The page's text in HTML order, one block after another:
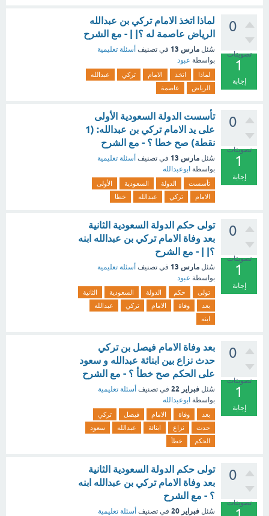
0
تصويتات
1
إجابة
لماذا اتخذ الامام تركي بن عبدالله
الرياض عاصمة له ؟| | - مع الشرح
سُئل مارس 13 في تصنيف أسئلة تعليمية
بواسطة عبود
لماذا اتخذ الامام تركي
عبدالله
الرياض
عاصمة
0
تصويتات
1
إجابة
تأسست الدولة السعودية الأولى
على يد الامام تركي بن عبدالله: (1
نقطة) صح خطا ؟ - مع الشرح
سُئل مارس 13 في تصنيف أسئلة تعليمية
بواسطة ابوعبدالله
تأسست الدولة السعودية
الأولى
الامام
تركي عبدالله خطا
0
تصويتات
1
إجابة
تولى حكم الدولة السعودية الثانية
بعد وفاة الامام تركي بن عبدالله ابنه
؟| | - مع الشرح
سُئل مارس 13 في تصنيف أسئلة تعليمية
بواسطة عبود
تولى حكم الدولة السعودية
الثانية
بعد
وفاة الامام تركي
عبدالله
ابنه
0
تصويتات
1
إجابة
بعد وفاة الامام فيصل بن تركي
حدث نزاع بين ابنائة عبدالله و سعود
على الحكم صح خطأ ؟ - مع الشرح
سُئل فبراير 22 في تصنيف أسئلة تعليمية
بواسطة ابوعبدالله
بعد وفاة الامام فيصل
تركي
حدث
نزاع ابنائة عبدالله
سعود
الحكم
خطأ
0
تصويتات
تولى حكم الدولة السعودية الثانية
بعد وفاة الامام تركي بن عبدالله ابنه
؟ - مع الشرح
سُئل فبراير 20 في تصنيف أسئلة تعليمية